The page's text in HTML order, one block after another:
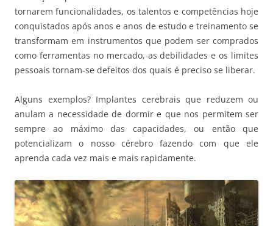
tornarem funcionalidades, os talentos e competências hoje
conquistados após anos e anos de estudo e treinamento se
transformam em instrumentos que podem ser comprados
como ferramentas no mercado, as debilidades e os limites
pessoais tornam-se defeitos dos quais é preciso se liberar.
Alguns exemplos? Implantes cerebrais que reduzem ou
anulam a necessidade de dormir e que nos permitem ser
sempre ao máximo das capacidades, ou então que
potencializam o nosso cérebro fazendo com que ele
aprenda cada vez mais e mais rapidamente.